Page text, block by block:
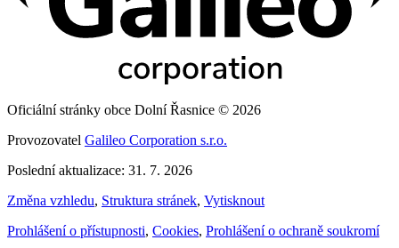
Oficiální stránky obce Dolní Řasnice © 2026
Provozovatel Galileo Corporation s.r.o.
Poslední aktualizace: 31. 7. 2026
Změna vzhledu, Struktura stránek, Vytisknout
Prohlášení o přístupnosti, Cookies, Prohlášení o ochraně soukromí